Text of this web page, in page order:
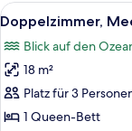
Alle
Fotos
für
Doppelzimmer,
Meerblick
anzeigen
5
Doppelzimmer,
Blick auf den
18 m²
Platz für 3
1 Queen-Bett